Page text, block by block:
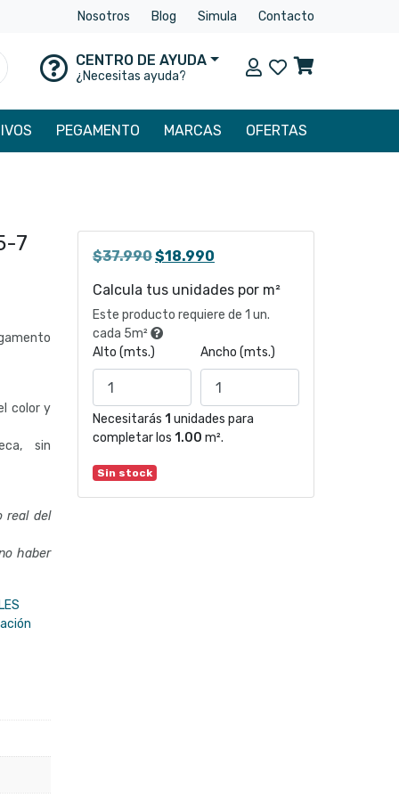
Nosotros Blog Simula Contacto
CENTRO DE AYUDA
¿Necesitas ayuda?
Mi cuenta
PEGAMENTO MARCAS OFERTAS
7
color y
sin
real del
haber
$37.990El
original
era:
$37.990.
$18.990El
actual
es:
Calcula tus unidades por m²
Este producto requiere de 1 un.
cada 5m²
Alto (mts.)
Ancho (mts.)
Necesitarás 1 unidades para
completar los 1.00 m².
Sin stock